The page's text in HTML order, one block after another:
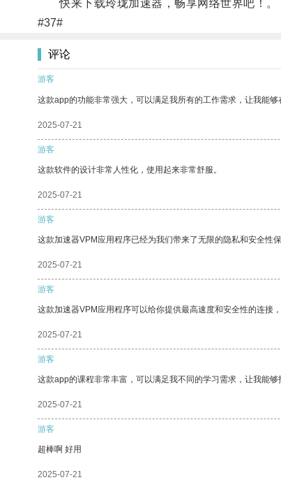
快来下载玲珑加速器，畅享网络世界吧！。
#37#
评论
游客
这款app的功能非常强大，可以满足我所有的工作需求，让我能够
2025-07-21
游客
这款软件的设计非常人性化，使用起来非常舒服。
2025-07-21
游客
这款加速器VPM应用程序已经为我们带来了无限的隐私和安全性保
2025-07-21
游客
这款加速器VPM应用程序可以给你提供最高速度和安全性的连接
2025-07-21
游客
这款app的课程非常丰富，可以满足我不同的学习需求，让我能够
2025-07-21
游客
超棒啊 好用
2025-07-21